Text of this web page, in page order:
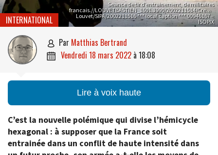
Seance de tir d’entrainement, de militaires
francais.//LOUVETBASTIEN_1601.3990/2002211514/
Louvet/SIPA/2002211516 *** local caption *** 00946167 –
ISOPIX
INTERNATIONAL
 par Matthias Bertrand
 vendredi 18 mars 2022 à 18:08
Lire à voix haute
C’est la nouvelle polémique qui divise l’hémicycle
hexagonal : à supposer que la France soit
entrainée dans un conflit de haute intensité dans